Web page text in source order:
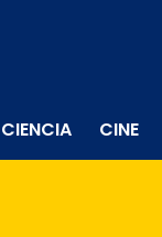
CIENCIA CINE